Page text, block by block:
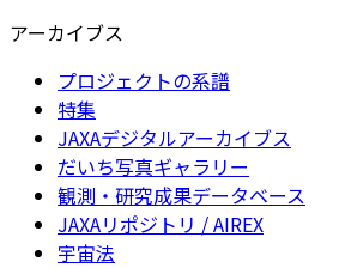
アーカイブス
プロジェクトの系譜
特集
JAXAデジタルアーカイブス
だいち写真ギャラリー
観測・研究成果データベース
JAXAリポジトリ / AIREX
宇宙法